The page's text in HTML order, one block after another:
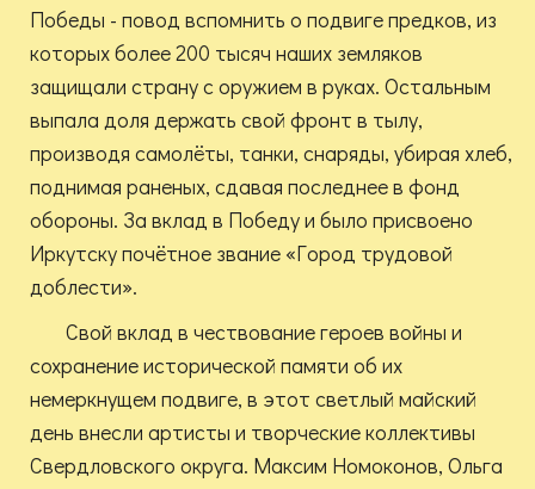
Победы - повод вспомнить о подвиге предков, из
которых более 200 тысяч наших земляков
защищали страну с оружием в руках. Остальным
выпала доля держать свой фронт в тылу,
производя самолёты, танки, снаряды, убирая хлеб,
поднимая раненых, сдавая последнее в фонд
обороны. За вклад в Победу и было присвоено
Иркутску почётное звание «Город трудовой
доблести».
Свой вклад в чествование героев войны и
сохранение исторической памяти об их
немеркнущем подвиге, в этот светлый майский
день внесли артисты и творческие коллективы
Свердловского округа. Максим Номоконов, Ольга